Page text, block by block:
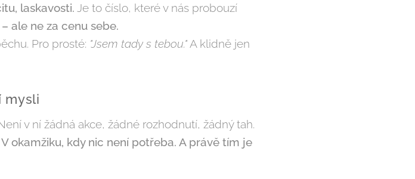
laskavosti. Je to číslo, které v nás probouzí
ale ne za cenu sebe.
Pro prosté: "Jsem tady s tebou." A klidně jen
mysli
v ní žádná akce, žádné rozhodnutí, žádný tah.
okamžiku, kdy nic není potřeba. A právě tím je